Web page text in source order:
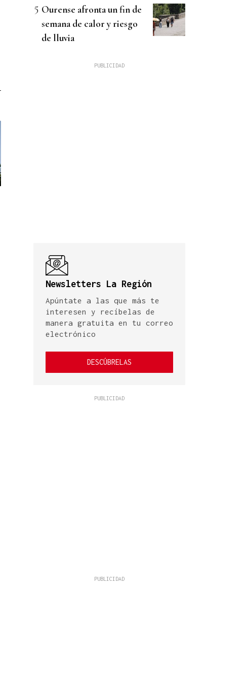
Ourense afronta un fin de
semana de calor y riesgo
de lluvia
Newsletters La Región
Apúntate a las que más te
interesen y recíbelas de
manera gratuita en tu correo
electrónico
DESCÚBRELAS